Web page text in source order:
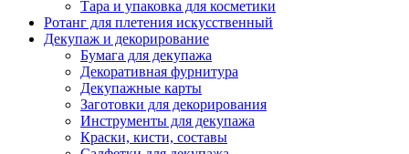
Тара и упаковка для косметики
Ротанг для плетения искусственный
Декупаж и декорирование
Бумага для декупажа
Декоративная фурнитура
Декупажные карты
Заготовки для декорирования
Инструменты для декупажа
Краски, кисти, составы